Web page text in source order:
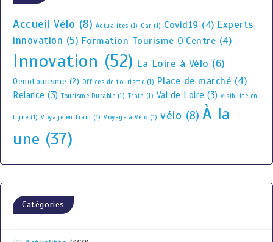
Accueil Vélo (8) Actualités (1) Car (1) Covid19 (4) Experts
innovation (5) Formation Tourisme O'Centre (4)
Innovation (52) La Loire à Vélo (6)
Oenotourisme (2) Offices de tourisme (1) Place de marché (4)
Relance (3) Tourisme Durable (1) Train (1) Val de Loire (3) visibilité en
ligne (1) Voyage en train (1) Voyage à Vélo (1) vélo (8) À la
une (37)
Catégories